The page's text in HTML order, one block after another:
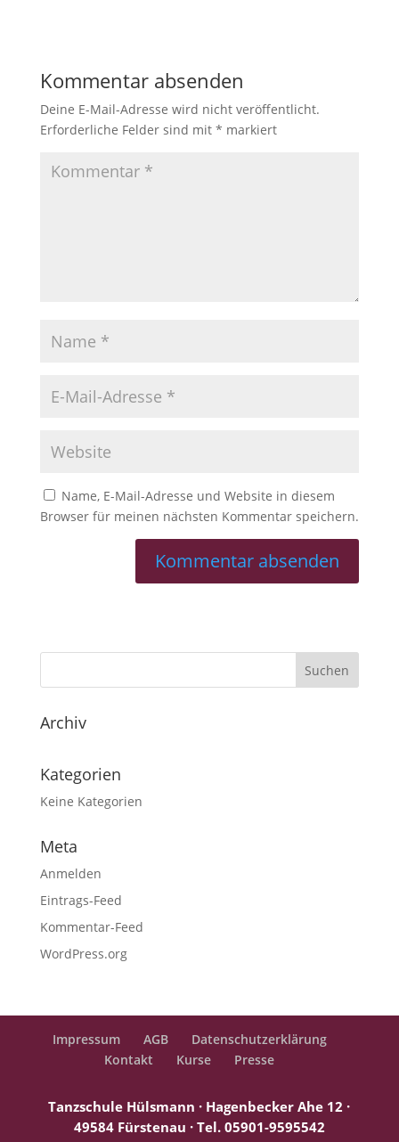
Kommentar absenden
Deine E-Mail-Adresse wird nicht veröffentlicht.
Erforderliche Felder sind mit * markiert
Name, E-Mail-Adresse und Website in diesem
Browser für meinen nächsten Kommentar speichern.
Archiv
Kategorien
Keine Kategorien
Meta
Anmelden
Eintrags-Feed
Kommentar-Feed
WordPress.org
Impressum AGB
Datenschutzerklärung
Kontakt
Kurse Presse
Tanzschule Hülsmann · Hagenbecker Ahe 12 ·
49584 Fürstenau · Tel. 05901-9595542